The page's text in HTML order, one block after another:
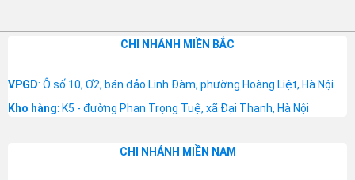
CHI NHÁNH MIỀN BẮC
VPGD: Ô số 10, Ơ2, bán đảo Linh Đàm, phường Hoàng Liệt, Hà Nội
Kho hàng: K5 - đường Phan Trọng Tuệ, xã Đại Thanh, Hà Nội
CHI NHÁNH MIỀN NAM